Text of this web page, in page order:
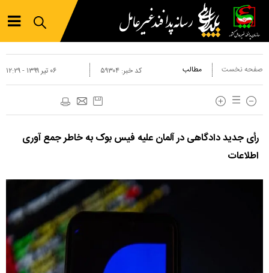
صفحه نخست مطالب ۰۶ تير ۱۳۹۹ - ۱۲:۲۹ کد خبر: ۵۹۳۰۴
رأی جدید دادگاهی در آلمان علیه فیس بوک به خاطر جمع آوری
اطلاعات